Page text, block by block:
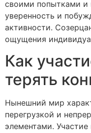
своими попытками и
уверенность и
активности.
ощущения
Как
терять
Нынешний мир
перегрузкой и
элементами.